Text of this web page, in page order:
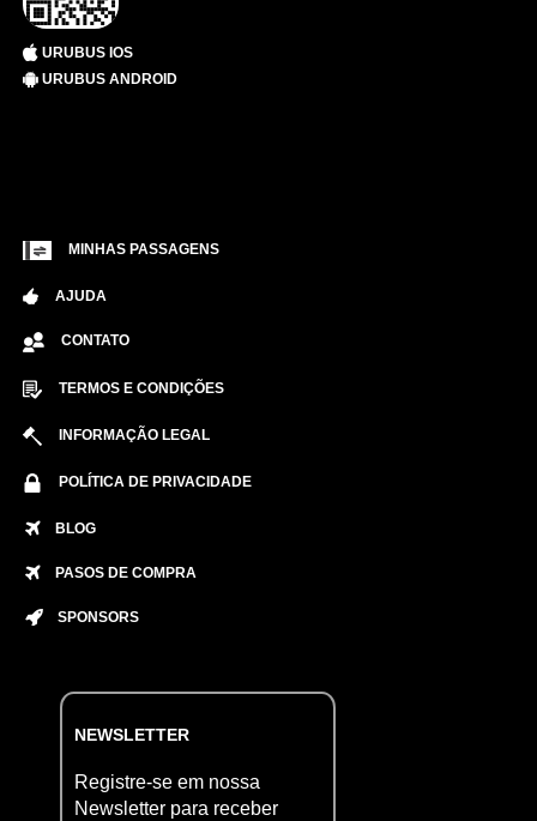
URUBUS IOS
URUBUS ANDROID
MINHAS PASSAGENS
AJUDA
CONTATO
TERMOS E CONDIÇÕES
INFORMAÇÃO LEGAL
POLÍTICA DE PRIVACIDADE
BLOG
PASOS DE COMPRA
SPONSORS
NEWSLETTER
Registre-se em nossa
Newsletter para receber